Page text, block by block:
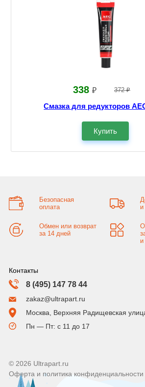
338 ₽ 372 ₽
Смазка для редукторов
Купить
Безопасная
оплата
Обмен или возврат
за 14 дней
и
Контакты
8 (495) 147 78 44
zakaz@ultrapart.ru
Москва, Верхняя Радищевская
Пн — Пт: с 11 до 17
© 2026 Ultrapart.ru
Оферта и политика конфиденциальности